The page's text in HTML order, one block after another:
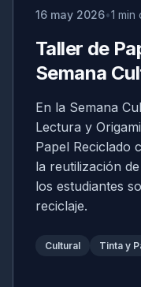
16 may 2026 1 min
Taller de
Semana
En la Semana
Lectura y
Papel Reciclado
la reutilización
los estudiantes
reciclaje.
Cultural Tinta y